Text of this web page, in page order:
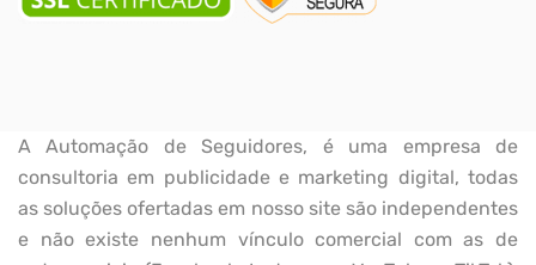
A Automação de Seguidores, é uma empresa de
consultoria em publicidade e marketing digital, todas
as soluções ofertadas em nosso site são independentes
e não existe nenhum vínculo comercial com as de